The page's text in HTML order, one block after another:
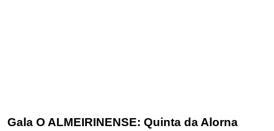
Gala O ALMEIRINENSE: Quinta da Alorna